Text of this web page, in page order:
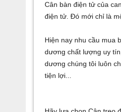
Cân bàn điện tử của
điện tử. Đó mới chỉ là
Hiện nay nhu cầu mua
dương chất lượng uy
dương chúng tôi luôn
tiện lợi...